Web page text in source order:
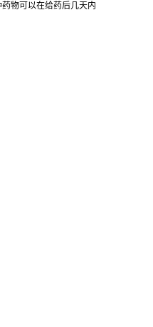
物可以在给药后几天内